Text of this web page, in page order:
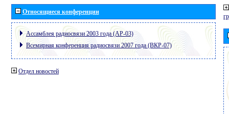
Относящиеся конференции
Ассамблея радиосвязи 2003 года (АР-03)
Всемирная конференция радиосвязи 2007 года (ВКР-07)
Отдел новостей